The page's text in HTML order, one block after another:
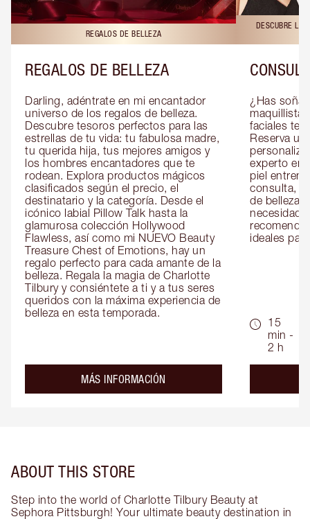
REGALOS DE BELLEZA
REGALOS DE BELLEZA
Darling, adéntrate en mi encantador
universo de los regalos de belleza.
Descubre tesoros perfectos para las
estrellas de tu vida: tu fabulosa madre,
tu querida hija, tus mejores amigos y
los hombres encantadores que te
rodean. Explora productos mágicos
clasificados según el precio, el
destinatario y la categoría. Desde el
icónico labial Pillow Talk hasta la
glamurosa colección Hollywood
Flawless, así como mi NUEVO Beauty
Treasure Chest of Emotions, hay un
regalo perfecto para cada amante de la
belleza. Regala la magia de Charlotte
Tilbury y consiéntete a ti y a tus seres
queridos con la máxima experiencia de
belleza en esta temporada.
MÁS INFORMACIÓN
DESCUBRE
¿Has
maquillista
faciales te
Reserva
experto en
piel
consulta,
de belleza
ideales
15
min -
2 h
ABOUT THIS STORE
Step into the world of Charlotte Tilbury Beauty at
Sephora Pittsburgh! Your ultimate beauty destination in